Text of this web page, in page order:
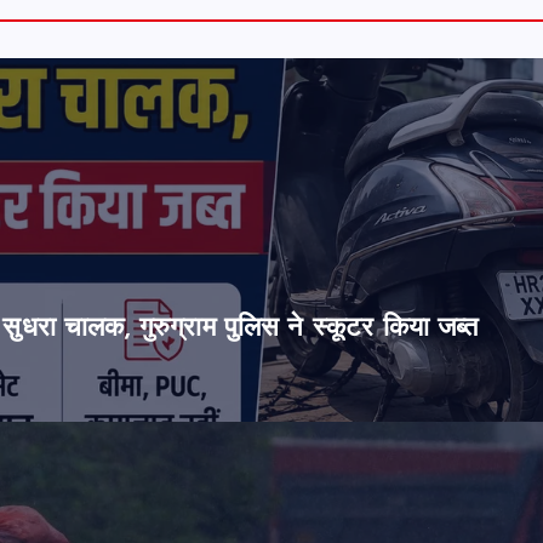
सुधरा चालक, गुरुग्राम पुलिस ने स्कूटर किया जब्त